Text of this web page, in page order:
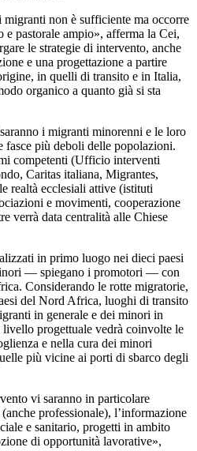
migranti non è sufficiente ma occorre
pastorale ampio», afferma la Cei,
le strategie di intervento, anche
e una progettazione a partire
in quelli di transito e in Italia,
organico a quanto già si sta
i migranti minorenni e le loro
più deboli delle popolazioni.
competenti (Ufficio interventi
Caritas italiana, Migrantes,
realtà ecclesiali attive (istituti
e movimenti, cooperazione
verrà data centralità alle Chiese
in primo luogo nei dieci paesi
— spiegano i promotori — con
Considerando le rotte migratorie,
del Nord Africa, luoghi di transito
in generale e dei minori in
progettuale vedrà coinvolte le
e nella cura dei minori
più vicine ai porti di sbarco degli
vi saranno in particolare
professionale), l’informazione
e sanitario, progetti in ambito
di opportunità lavorative»,